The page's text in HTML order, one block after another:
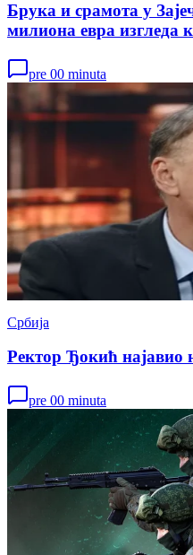
Брука и срамота у
милиона евра
pre 00 minuta
Србија
Ректор Ђокић најавио
pre 00 minuta